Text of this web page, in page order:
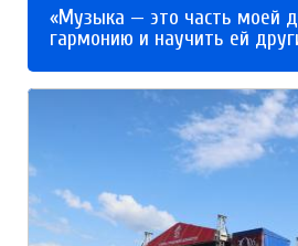
«Музыка — это часть моей
гармонию и научить ей